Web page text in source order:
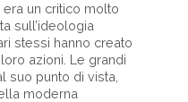
era un critico molto
sull’ideologia
stessi hanno creato
azioni. Le grandi
suo punto di vista,
moderna